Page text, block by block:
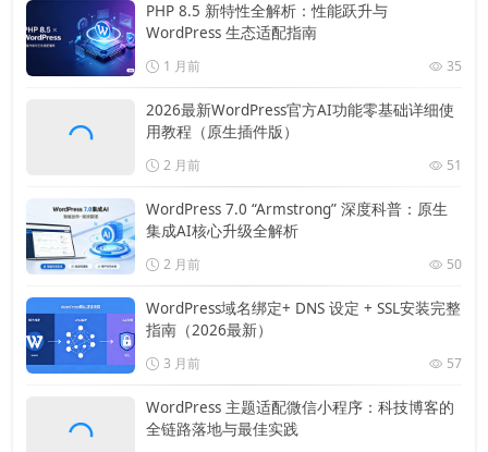
PHP 8.5 新特性全解析：性能跃升与
WordPress 生态适配指南
1 月前 35
2026最新WordPress官方AI功能零基础详细使
用教程（原生插件版）
2 月前 51
WordPress 7.0 “Armstrong” 深度科普：原生
集成AI核心升级全解析
2 月前 50
WordPress域名绑定+ DNS 设定 + SSL安装完整
指南（2026最新）
3 月前 57
WordPress 主题适配微信小程序：科技博客的
全链路落地与最佳实践